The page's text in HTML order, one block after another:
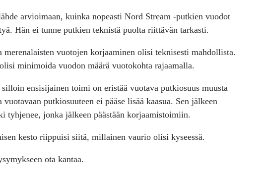
arvioimaan, kuinka nopeasti Nord Stream -putkien vuodot
Hän ei tunne putkien teknistä puolta riittävän tarkasti.
merenalaisten vuotojen korjaaminen olisi teknisesti mahdollista.
minimoida vuodon määrä vuotokohta rajaamalla.
ensisijainen toimi on eristää vuotava putkiosuus muusta
vuotavaan putkiosuuteen ei pääse lisää kaasua. Sen jälkeen
tyhjenee, jonka jälkeen päästään korjaamistoimiin.
kesto riippuisi siitä, millainen vaurio olisi kyseessä.
ota kantaa.